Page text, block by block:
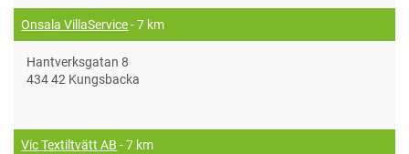
Onsala VillaService- 7 km
Hantverksgatan 8
434 42 Kungsbacka
Vic Textiltvätt AB - 7 km